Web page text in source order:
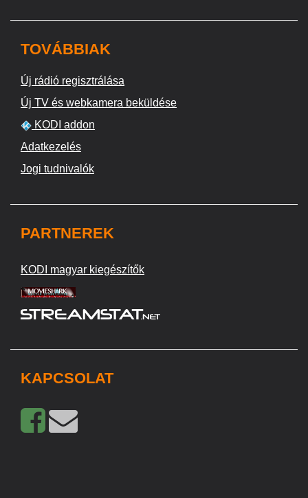
TOVÁBBIAK
Új rádió regisztrálása
Új TV és webkamera beküldése
KODI addon
Adatkezelés
Jogi tudnivalók
PARTNEREK
KODI magyar kiegészítők
KAPCSOLAT